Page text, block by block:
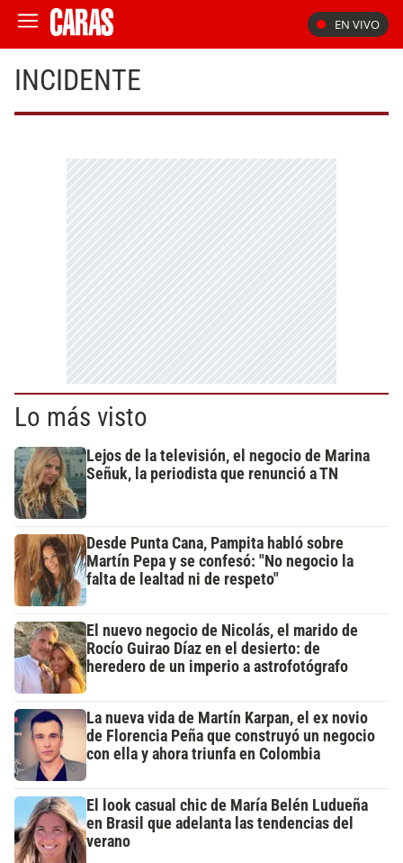
EN VIVO
INCIDENTE
Lo más visto
Lejos de la televisión, el negocio de Marina
Señuk, la periodista que renunció a TN
Desde Punta Cana, Pampita habló sobre
Martín Pepa y se confesó: "No negocio la
falta de lealtad ni de respeto"
El nuevo negocio de Nicolás, el marido de
Rocío Guirao Díaz en el desierto: de
heredero de un imperio a astrofotógrafo
La nueva vida de Martín Karpan, el ex novio
de Florencia Peña que construyó un negocio
con ella y ahora triunfa en Colombia
El look casual chic de María Belén Ludueña
en Brasil que adelanta las tendencias del
verano